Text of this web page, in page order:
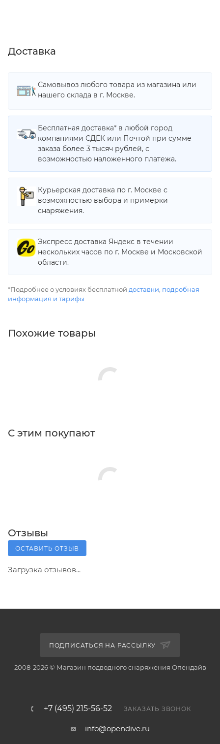
Доставка
Самовывоз любого товара из магазина или
нашего склада в г. Москве.
Бесплатная доставка* в любой город
компаниями СДЕК или Почтой при сумме
заказа более 3 тысяч рублей, с
возможностью наложенного платежа.
Курьерская доставка по г. Москве с
возможностью выбора и примерки
снаряжения.
Экспресс доставка Яндекс в течении
нескольких часов по г. Москве и Московской
области.
*Подробнее о условиях бесплатной доставки подробная
информация и тарифы
Похожие товары
С этим покупают
Отзывы
ОСТАВИТЬ ОТЗЫВ
Загрузка отзывов...
ПОДПИСАТЬСЯ НА РАССЫЛКУ
2008-2026 © Магазин подводного снаряжения Опендайв
+7 (495) 215-56-52 ЗАКАЗАТЬ ЗВОНОК
info@opendive.ru